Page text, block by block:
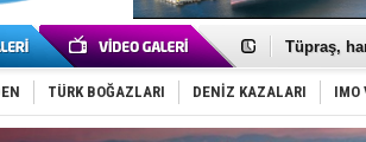
Anadolu
Tüpraş,
İTU AUV,
LNG
PROYAD,
Türkiye-
TÜRK BOĞAZLARI DENİZ KAZALARI IMO